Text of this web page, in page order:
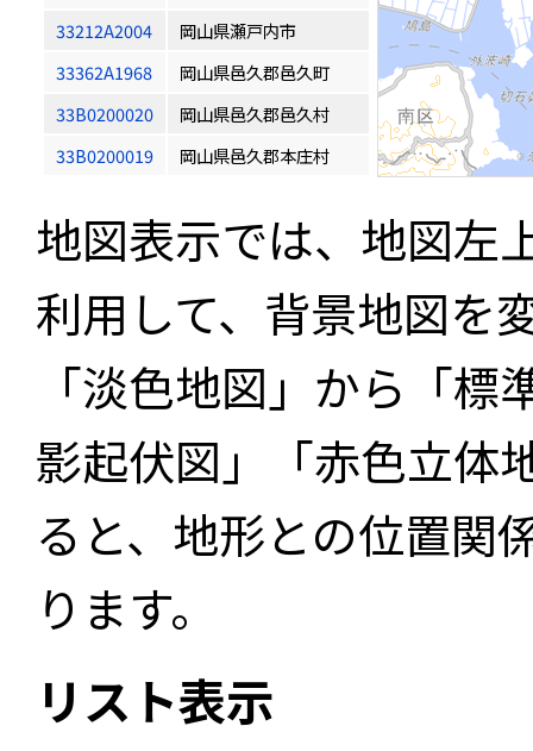
33212A2004
岡山県瀬戸内市
33362A1968
岡山県邑久郡邑久町
33B0200020
岡山県邑久郡邑久村
33B0200019
岡山県邑久郡本庄村
地図表示では、地図左
利用して、背景地図を
「淡色地図」から「
影起伏図」「赤色立体
ると、地形との位置関
ります。
リスト表示